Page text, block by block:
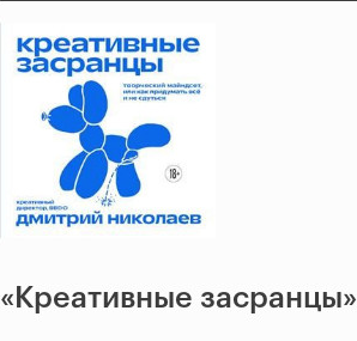
«Креативные засранцы»